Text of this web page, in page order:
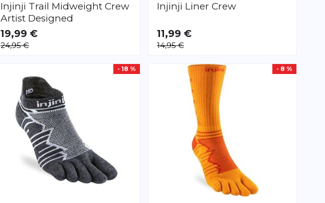
Injinji Trail Midweight Crew
Artist Designed
VERFÜGBAR
SML
19,99 €
24,95 €
Injinji Liner Crew
VERFÜGBAR
SML
11,99 €
14,95 €
- 18 % - 8 %